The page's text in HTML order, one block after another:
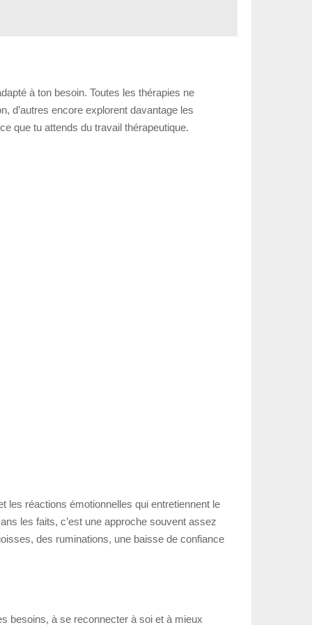
à ton besoin. Toutes les thérapies ne
d’autres encore explorent davantage les
que tu attends du travail thérapeutique.
les réactions émotionnelles qui entretiennent le
les faits, c’est une approche souvent assez
des ruminations, une baisse de confiance
besoins, à se reconnecter à soi et à mieux